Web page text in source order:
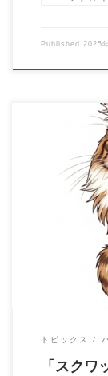
Published 2025
【注目種目】ザ
腰対策、そして
トピックス
「スクワ